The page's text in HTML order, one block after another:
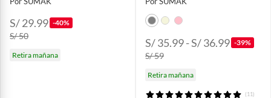
S/ 29.99 -40%
S/ 50
Retira mañana
S/ 35.99 - S/ 36.99 -39%
S/ 59
Retira mañana
(11)